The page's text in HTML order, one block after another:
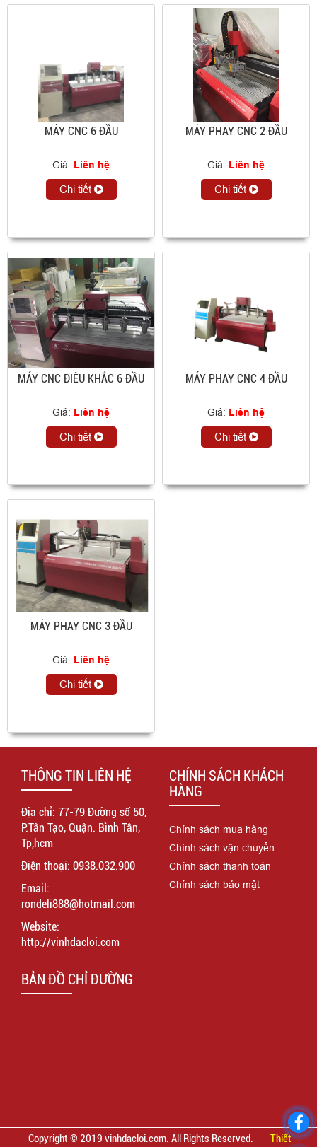
MÁY CNC 6 ĐẦU
Giá: Liên hệ
Chi tiết
MÁY PHAY CNC 2 ĐẦU
Giá: Liên hệ
Chi tiết
MÁY CNC ĐIÊU KHẮC 6 ĐẦU
Giá: Liên hệ
Chi tiết
MÁY PHAY CNC 4 ĐẦU
Giá: Liên hệ
Chi tiết
MÁY PHAY CNC 3 ĐẦU
Giá: Liên hệ
Chi tiết
THÔNG TIN LIÊN HỆ
Địa chỉ: 77-79 Đường số 50,
P.Tân Tạo, Quận. Bình Tân,
Tp,hcm
Điện thoại: 0938.032.900
Email:
rondeli888@hotmail.com
Website:
http://vinhdacloi.com
CHÍNH SÁCH KHÁCH
HÀNG
Chính sách mua hàng
Chính sách vận chuyển
Chính sách thanh toán
Chính sách bảo mật
BẢN ĐỒ CHỈ ĐƯỜNG
Copyright © 2019 vinhdacloi.com. All Rights Reserved. Thiết